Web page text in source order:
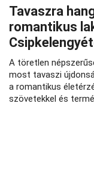
Tavaszra
romantikus
A töretlen
most tavaszi
a romantikus
szövetekkel és